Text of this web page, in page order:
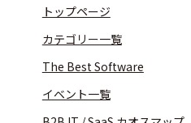
トップページ
カテゴリー一覧
The Best Software
イベント一覧